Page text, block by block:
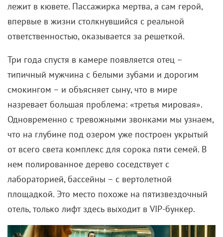
лежит в кювете. Пассажирка мертва, а сам герой,
впервые в жизни столкнувшийся с реальной
ответственностью, оказывается за решеткой.
Три года спустя в камере появляется отец –
типичный мужчина с белыми зубами и дорогим
смокингом – и объясняет сыну, что в мире
назревает большая проблема: «третья мировая».
Одновременно с тревожными звонками мы узнаем,
что на глубине под озером уже построен укрытый
от всего света комплекс для сорока пяти семей. В
нем полированное дерево соседствует с
лабораторией, бассейны – с вертолетной
площадкой. Это место похоже на пятизвездочный
отель, только лифт здесь выходит в VIP-бункер.